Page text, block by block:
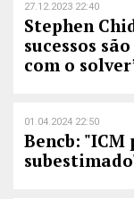
27.12.2023 22:40
Stephen
sucessos
com o
01.04.2024 22:50
Bencb: